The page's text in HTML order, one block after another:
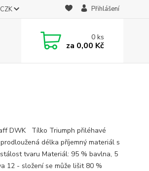
CZK Přihlášení
0ks
za 0,00 Kč
DWK Tílko Triumph přiléhavé
délka příjemný materiál s
tvaru Materiál: 95 % bavlna, 5
12 - složení se může lišit 80 %